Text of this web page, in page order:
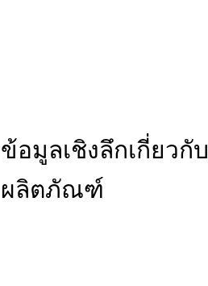
ข้อมูลเชิงลึกเกี่ยวกับ
ผลิตภัณฑ์